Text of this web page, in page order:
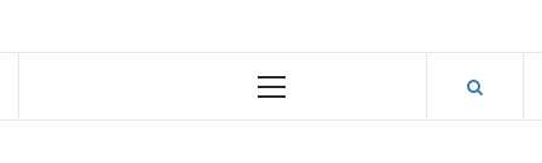
Primary